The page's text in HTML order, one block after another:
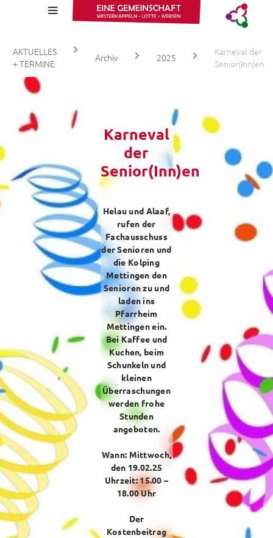
Stellenangebote
Gottesdienstzeiten
Kalender
Fotos
Archiv
Die St. Margaretha App
2024
Die Zaunkieker feierten Jubiläum
Zaunkieker besuchen Garten des Kapuzinerklosters in
Münster
Thema
2025
AKTUELLES
+ TERMINE
Archiv 2025
Karneval der
Senior(Inn)en
Karneval
der
Senior(Inn)en
Helau und Alaaf,
rufen der
Fachausschuss
der Senioren und
die Kolping
Mettingen den
Senioren zu und
laden ins
Pfarrheim
Mettingen ein.
Bei Kaffee und
Kuchen, beim
Schunkeln und
kleinen
Überraschungen
werden frohe
Stunden
angeboten.
Wann: Mittwoch,
den 19.02.25
Uhrzeit: 15.00 –
18.00 Uhr
Der
Kostenbeitrag